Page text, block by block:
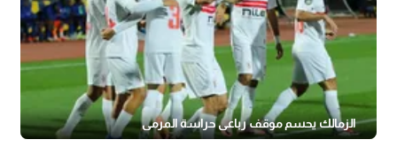
الزمالك يحسم موقف رباعي حراسة المرمى